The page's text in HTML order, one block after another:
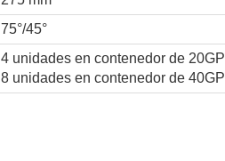
75°/45°
4 unidades en contenedor de 20GP
8 unidades en contenedor de 40GP